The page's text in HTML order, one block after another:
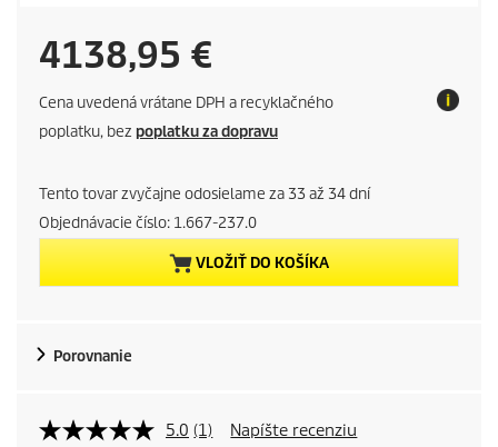
C
u
r
r
e
n
p
r
4138,95 €
Cena uvedená vrátane DPH a recyklačného
poplatku, bez poplatku za dopravu
Tento tovar zvyčajne odosielame za 33 až 34 dní
Objednávacie číslo: 1.667-237.0
VLOŽIŤ DO KOŠÍKA
Porovnanie
5.0 (1) Napíšte recenziu